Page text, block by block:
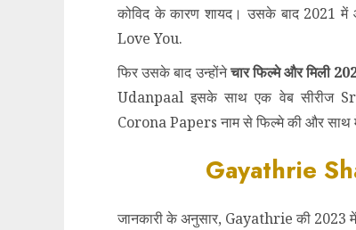
कोविद के कारण शायद। उसके बाद
Love You.
फिर उसके बाद उन्होंनेचार फिल्मे और मिली
Udanpaal इसके साथ एक वेब सीरीज
Corona Papers नाम से फिल्मे की और
Gayathrie
जानकारी के अनुसार, Gayathrie की 2023